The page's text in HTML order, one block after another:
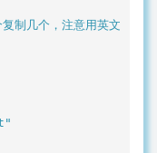
制几个，注意用英文逗号